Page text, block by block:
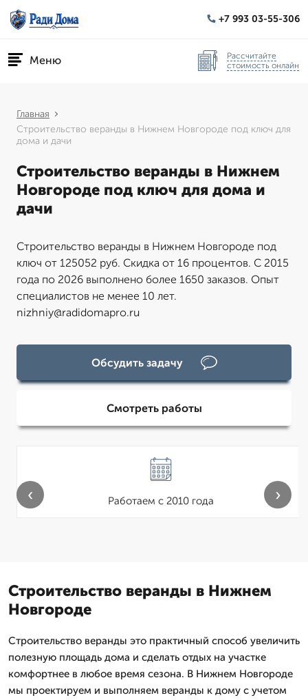
+7 993 03-55-306
Меню
Рассчитайте
стоимость онлайн
Главная
Строительство веранды в Нижнем Новгороде под ключ для
дома и дачи
Строительство веранды в Нижнем
Новгороде под ключ для дома и
дачи
Строительство веранды в Нижнем Новгороде под
ключ от 125052 руб. Скидка от 16 процентов. С 2015
года по 2026 выполнено более 1650 заказов. Опыт
специалистов не менее 10 лет.
nizhniy@radidomapro.ru
Обсудить задачу
Смотреть работы
Работаем с 2010 года
‹ ›
Строительство веранды в Нижнем
Новгороде
Строительство веранды это практичный способ увеличить
полезную площадь дома и сделать отдых на участке
комфортнее в любое время сезона. В Нижнем Новгороде
мы проектируем и выполняем веранды к дому с учетом